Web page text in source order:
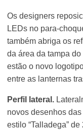
Os designers
LEDs no para-
também abriga os
da área da tampa
estão o novo
entre as lanternas
Perfil lateral.
novos desenhos
estilo “Talladega”